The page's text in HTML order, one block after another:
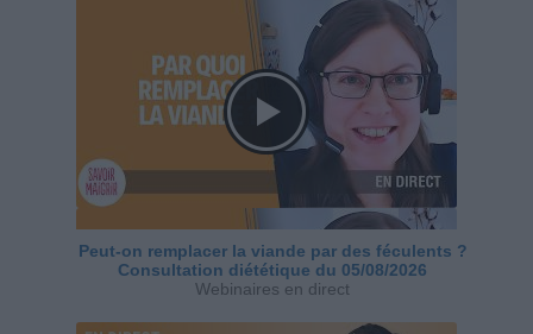
Peut-on remplacer la viande par des féculents ?
Consultation diététique du 05/08/2026
Webinaires en direct